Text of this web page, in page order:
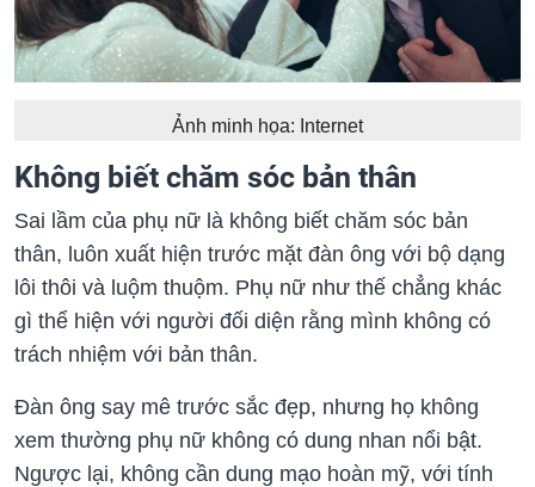
Ảnh minh họa: Internet
Không biết chăm sóc bản thân
Sai lầm của phụ nữ là không biết chăm sóc bản
thân, luôn xuất hiện trước mặt đàn ông với bộ dạng
lôi thôi và luộm thuộm. Phụ nữ như thế chẳng khác
gì thể hiện với người đối diện rằng mình không có
trách nhiệm với bản thân.
Đàn ông say mê trước sắc đẹp, nhưng họ không
xem thường phụ nữ không có dung nhan nổi bật.
Ngược lại, không cần dung mạo hoàn mỹ, với tính